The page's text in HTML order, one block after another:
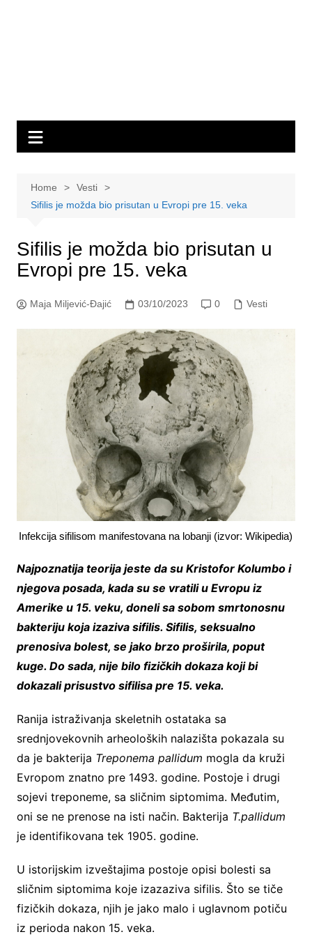
Home
Vesti
Sifilis je možda bio prisutan u Evropi pre 15. veka
Sifilis je možda bio prisutan u
Evropi pre 15. veka
Maja Miljević-Đajić 03/10/2023 0 Vesti
Infekcija sifilisom manifestovana na lobanji (izvor: Wikipedia)
Najpoznatija teorija jeste da su Kristofor Kolumbo i
njegova posada, kada su se vratili u Evropu iz
Amerike u 15. veku, doneli sa sobom smrtonosnu
bakteriju koja izaziva sifilis. Sifilis, seksualno
prenosiva bolest, se jako brzo proširila, poput
kuge. Do sada, nije bilo fizičkih dokaza koji bi
dokazali prisustvo sifilisa pre 15. veka.
Ranija istraživanja skeletnih ostataka sa
srednjovekovnih arheoloških nalazišta pokazala su
da je bakterija Treponema pallidum mogla da kruži
Evropom znatno pre 1493. godine. Postoje i drugi
sojevi treponeme, sa sličnim siptomima. Međutim,
oni se ne prenose na isti način. Bakterija T.pallidum
je identifikovana tek 1905. godine.
U istorijskim izveštajima postoje opisi bolesti sa
sličnim siptomima koje izazaziva sifilis. Što se tiče
fizičkih dokaza, njih je jako malo i uglavnom potiču
iz perioda nakon 15. veka.